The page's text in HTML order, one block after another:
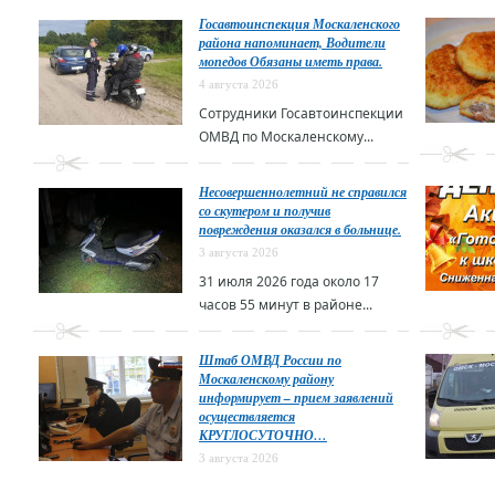
Госавтоинспекция Москаленского
района напоминает, Водители
мопедов Обязаны иметь права.
4 августа 2026
Сотрудники Госавтоинспекции
ОМВД по Москаленскому...
Несовершеннолетний не справился
со скутером и получив
повреждения оказался в больнице.
3 августа 2026
31 июля 2026 года около 17
часов 55 минут в районе...
Штаб ОМВД России по
Москаленскому району
информирует – прием заявлений
осуществляется
КРУГЛОСУТОЧНО…
3 августа 2026